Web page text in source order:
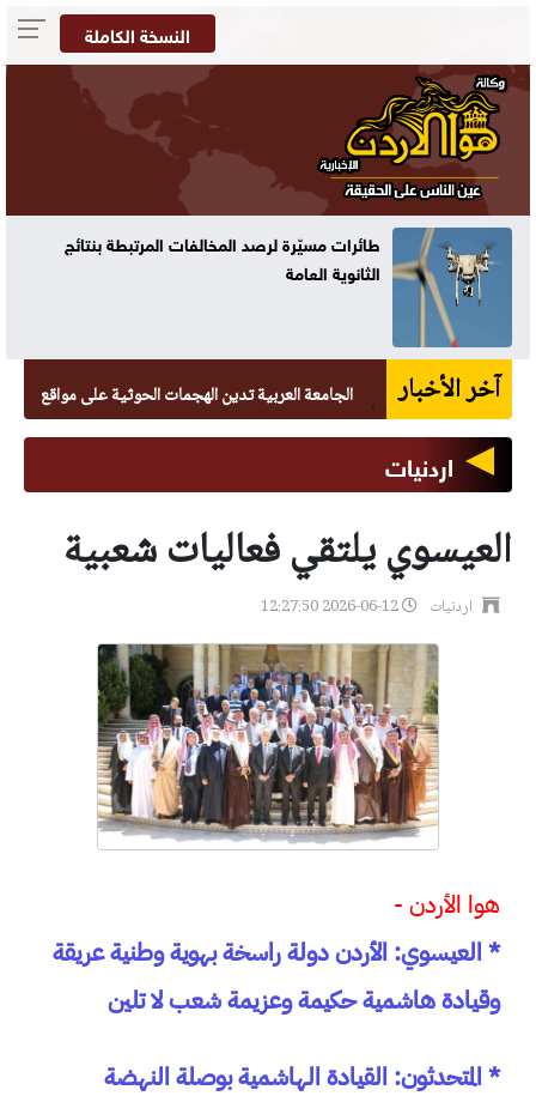
النسخة الكاملة
تنفيذي معان يبحث موازنة المحافظة
آخر الأخبارالجامعة العربية تدين الهجمات الحوثية على مواقع يمنية
اردنيات
العيسوي يلتقي فعاليات شعبية
اردنيات
هوا الأردن -
* العيسوي: الأردن دولة راسخة بهوية وطنية عريقة
وقيادة هاشمية حكيمة وعزيمة شعب لا تلين
* المتحدثون: القيادة الهاشمية بوصلة النهضة